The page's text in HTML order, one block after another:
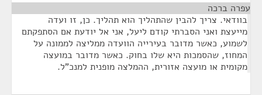
עפרה ברכה
בוודאי. צריך להבין שהתהליך הוא תהליך. כן, זו ועדה
מייעצת ואני הסברתי קודם ליעל, אני אל יודעת אם הסתפקתם
לשמוע, כאשר מדובר בעירייה הוועדה ממליצה לממונה על
המחוז, שהסמכות היא שלו בחוק. כאשר מדובר במועצה
מקומית או מועצה אזורית, ההמלצה מופנית למנכ"ל.